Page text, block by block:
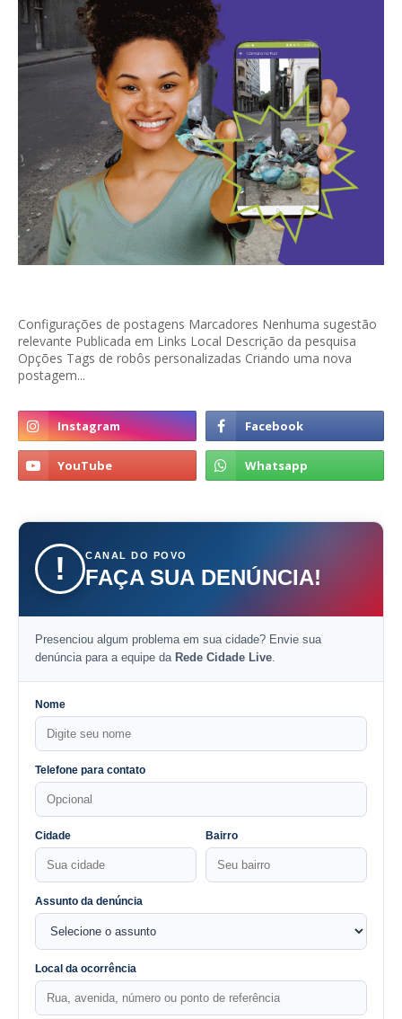
Configurações de postagens Marcadores Nenhuma sugestão
relevante Publicada em Links Local Descrição da pesquisa
Opções Tags de robôs personalizadas Criando uma nova
postagem...
! CANAL DO POVO
FAÇA SUA DENÚNCIA!
Presenciou algum problema em sua cidade? Envie sua
denúncia para a equipe da Rede Cidade Live
Nome
Telefone para contato
Cidade Bairro
Assunto da denúncia
Local da ocorrência